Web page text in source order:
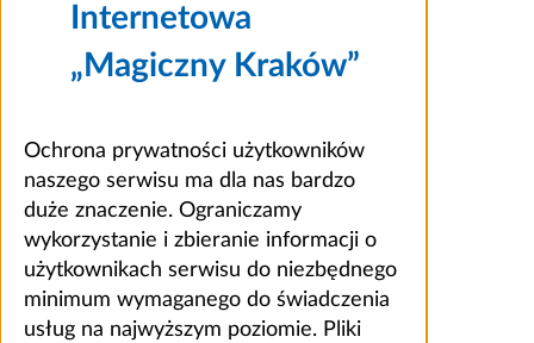
Internetowa
„Magiczny Kraków”
Ochrona prywatności użytkowników
naszego serwisu ma dla nas bardzo
duże znaczenie. Ograniczamy
wykorzystanie i zbieranie informacji o
użytkownikach serwisu do niezbędnego
minimum wymaganego do świadczenia
usług na najwyższym poziomie. Pliki